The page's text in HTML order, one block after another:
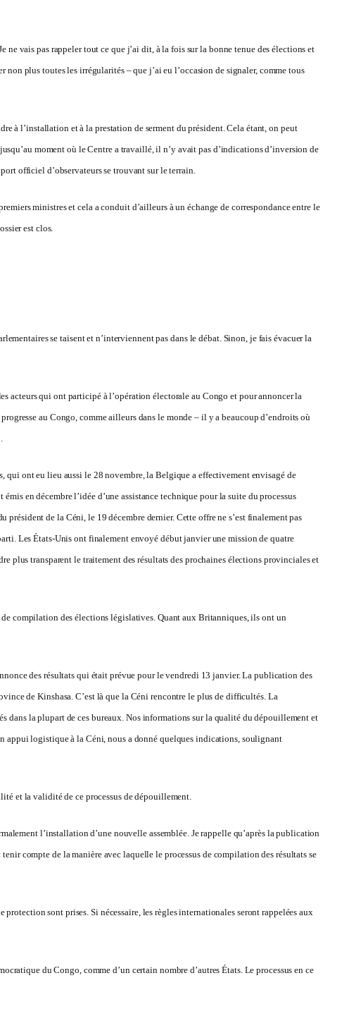
vais pas rappeler tout ce que j’ai dit, à la fois sur la bonne tenue des élections et
plus toutes les irrégularités – que j’ai eu l’occasion de signaler, comme tous
à l’installation et à la prestation de serment du président. Cela étant, on peut
moment où le Centre a travaillé, il n’y avait pas d’indications d’inversion de
officiel d’observateurs se trouvant sur le terrain.
ministres et cela a conduit d’ailleurs à un échange de correspondance entre le
est clos.
se taisent et n’interviennent pas dans le débat. Sinon, je fais évacuer la
acteurs qui ont participé à l’opération électorale au Congo et pour annoncer la
au Congo, comme ailleurs dans le monde – il y a beaucoup d’endroits où
qui ont eu lieu aussi le 28 novembre, la Belgique a effectivement envisagé de
en décembre l’idée d’une assistance technique pour la suite du processus
président de la Céni, le 19 décembre dernier. Cette offre ne s’est finalement pas
Les États-Unis ont finalement envoyé début janvier une mission de quatre
plus transparent le traitement des résultats des prochaines élections provinciales et
de compilation des élections législatives. Quant aux Britanniques, ils ont un
des résultats qui était prévue pour le vendredi 13 janvier. La publication des
de Kinshasa. C’est là que la Céni rencontre le plus de difficultés. La
dans la plupart de ces bureaux. Nos informations sur la qualité du dépouillement et
appui logistique à la Céni, nous a donné quelques indications, soulignant
et la validité de ce processus de dépouillement.
l’installation d’une nouvelle assemblée. Je rappelle qu’après la publication
compte de la manière avec laquelle le processus de compilation des résultats se
sont prises. Si nécessaire, les règles internationales seront rappelées aux
du Congo, comme d’un certain nombre d’autres États. Le processus en ce